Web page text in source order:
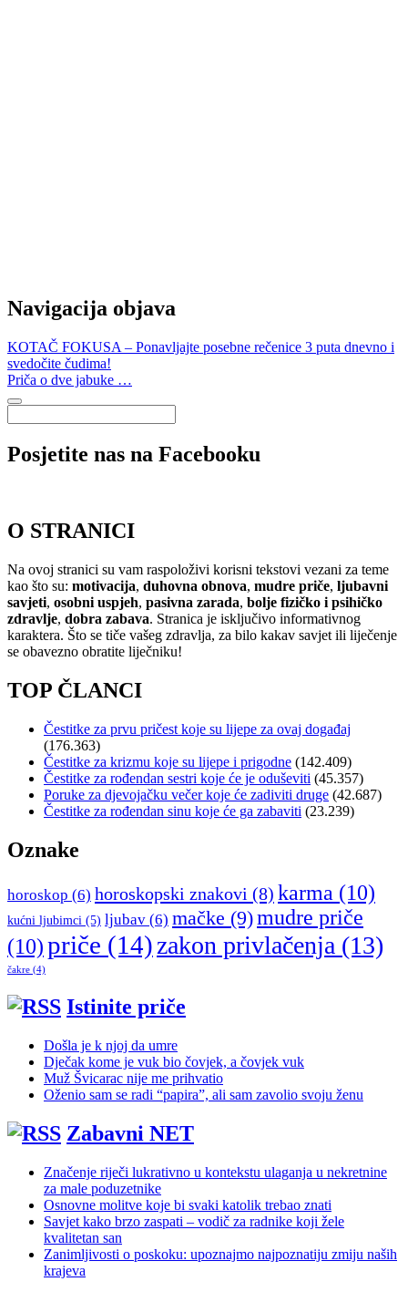
Navigacija objava
KOTAČ FOKUSA – Ponavljajte posebne rečenice 3 puta dnevno i
svedočite čudima!
Priča o dve jabuke …
Posjetite nas na Facebooku
O STRANICI
Na ovoj stranici su vam raspoloživi korisni tekstovi vezani za teme
kao što su: motivacija, duhovna obnova, mudre priče, ljubavni
savjeti, osobni uspjeh, pasivna zarada, bolje fizičko i psihičko
zdravlje, dobra zabava. Stranica je isključivo informativnog
karaktera. Što se tiče vašeg zdravlja, za bilo kakav savjet ili liječenje
se obavezno obratite liječniku!
TOP ČLANCI
Čestitke za prvu pričest koje su lijepe za ovaj događaj
(176.363)
Čestitke za krizmu koje su lijepe i prigodne (142.409)
Čestitke za rođendan sestri koje će je oduševiti (45.357)
Poruke za djevojačku večer koje će zadiviti druge (42.687)
Čestitke za rođendan sinu koje će ga zabaviti (23.239)
Oznake
horoskop (6) horoskopski znakovi (8) karma (10)
kućni ljubimci (5) ljubav (6) mačke (9)mudre priče
(10)priče (14)zakon privlačenja (13)
čakre (4)
Istinite priče
Došla je k njoj da umre
Dječak kome je vuk bio čovjek, a čovjek vuk
Muž Švicarac nije me prihvatio
Oženio sam se radi “papira”, ali sam zavolio svoju ženu
Zabavni NET
Značenje riječi lukrativno u kontekstu ulaganja u nekretnine
za male poduzetnike
Osnovne molitve koje bi svaki katolik trebao znati
Savjet kako brzo zaspati – vodič za radnike koji žele
kvalitetan san
Zanimljivosti o poskoku: upoznajmo najpoznatiju zmiju naših
krajeva